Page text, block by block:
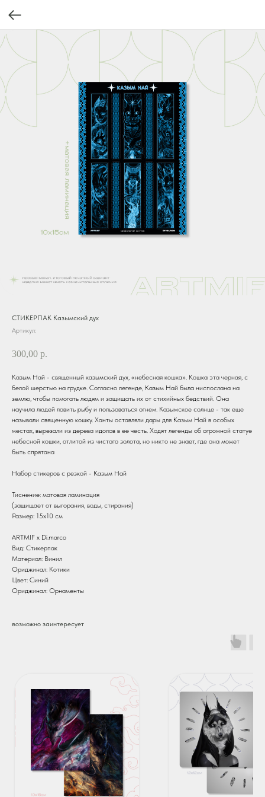
СТИКЕРПАК Казымский дух
Артикул:
300,00 р.
Казым Най - священный казымский дух, «небесная кошка». Кошка эта черная, с
белой шерстью на грудке. Согласно легенде, Казым Най была ниспослана на
землю, чтобы помогать людям и защищать их от стихийных бедствий. Она
научила людей ловить рыбу и пользоваться огнем. Казымское солнце - так еще
называли священную кошку. Ханты оставляли дары для Казым Най в особых
местах, вырезали из дерева идолов в ее честь. Ходят легенды об огромной статуе
небесной кошки, отлитой из чистого золота, но никто не знает, где она может
быть спрятана
Набор стикеров с резкой - Казым Най
Тиснение: матовая ламинация
(защищает от выгорания, воды, стирания)
Размер: 15х10 см
ARTMIF х Di.marco
Вид: Стикерпак
Материал: Винил
Ориджинал: Котики
Цвет: Синий
Ориджинал: Орнаменты
возможно заинтересует